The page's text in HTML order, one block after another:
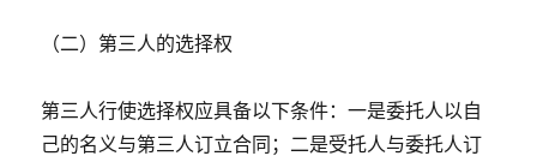
（二）第三人的选择权
第三人行使选择权应具备以下条件：一是委托人以自
己的名义与第三人订立合同；二是受托人与委托人订